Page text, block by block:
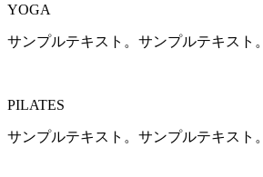
YOGA
サンプルテキスト。サンプルテキスト。
PILATES
サンプルテキスト。サンプルテキスト。